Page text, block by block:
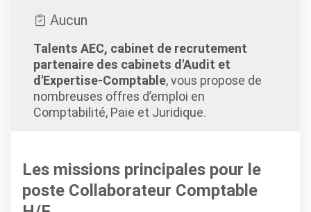
Aucun
Talents AEC, cabinet de recrutement
partenaire des cabinets d'Audit et
d'Expertise-Comptable, vous propose de
nombreuses offres d’emploi en
Comptabilité, Paie et Juridique.
Les missions principales pour le
poste Collaborateur Comptable